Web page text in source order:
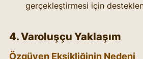
gerçekleştirmesi için
4. Varoluşçu Yaklaşım
Özgüven Eksikliğinin Nedeni